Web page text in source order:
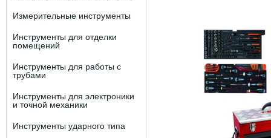
Измерительные инструменты
Инструменты для отделки
помещений
Инструменты для работы с
трубами
Инструменты для электроники
и точной механики
Инструменты ударного типа